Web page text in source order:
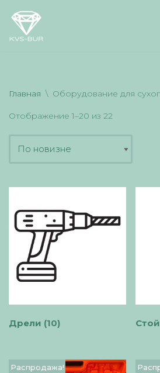
Перейти
Главная \ Оборудование для
Отображение 1–20 из 22
Дрели (10)
Распродажа!